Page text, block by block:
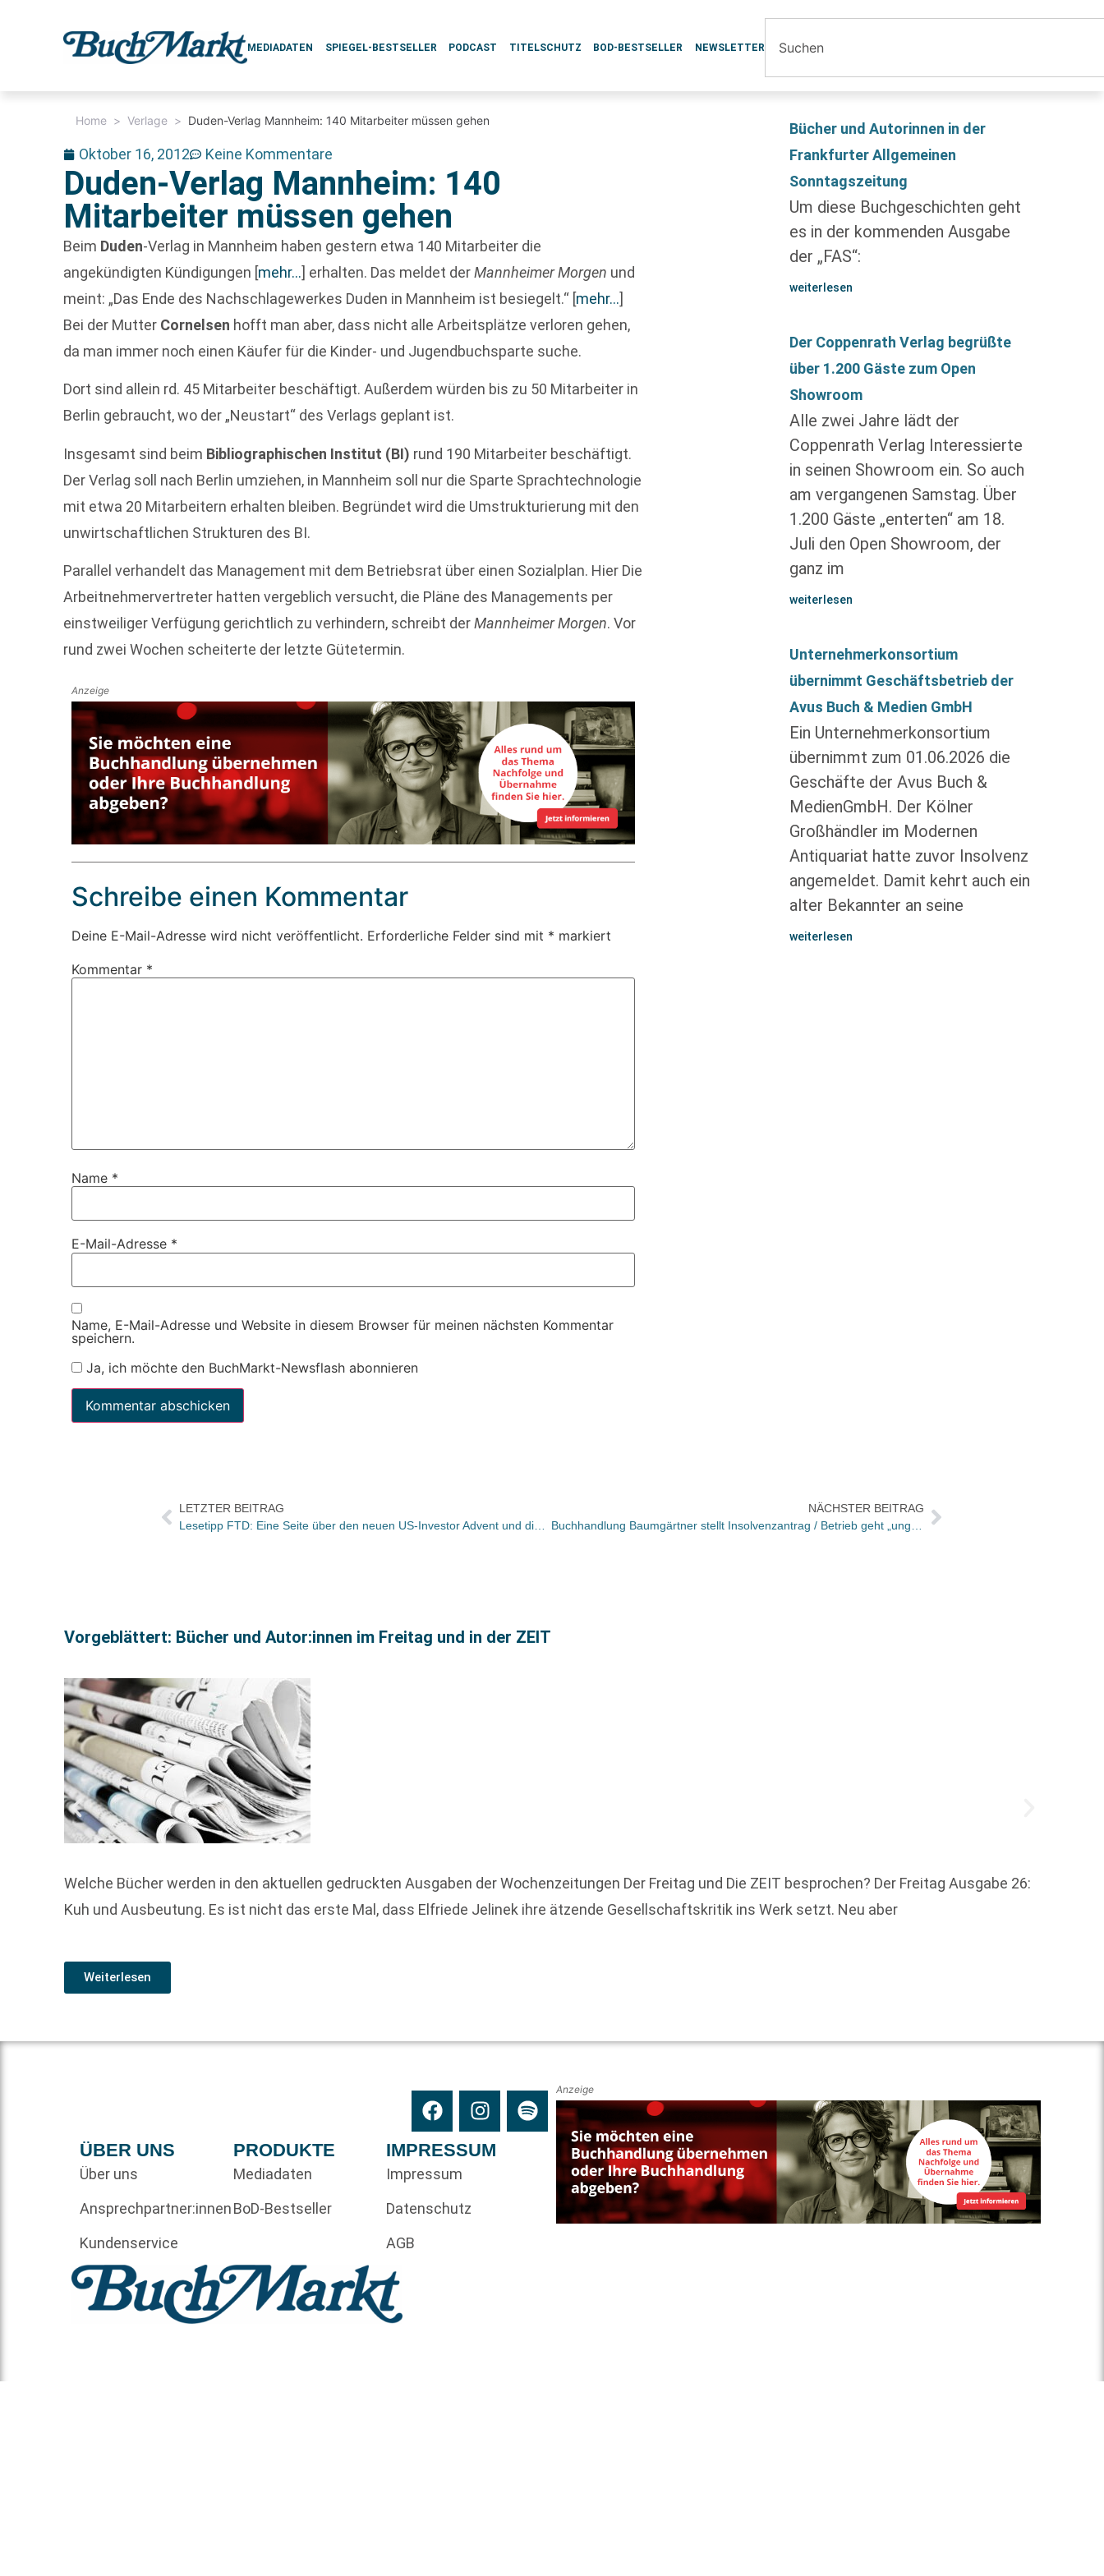
MEDIADATEN SPIEGEL-BESTSELLER PODCAST TITELSCHUTZ BOD-BESTSELLER NEWSLETTER
Home > Verlage > Duden-Verlag Mannheim: 140 Mitarbeiter müssen gehen
Oktober 16, 2012 Keine Kommentare
Duden-Verlag Mannheim: 140
Mitarbeiter müssen gehen
Beim Duden-Verlag in Mannheim haben gestern etwa 140 Mitarbeiter die
angekündigten Kündigungen [mehr…] erhalten. Das meldet derMannheimer Morgen und
meint: „Das Ende des Nachschlagewerkes Duden in Mannheim ist besiegelt.“ [mehr…]
Bei der Mutter Cornelsen hofft man aber, dass nicht alle Arbeitsplätze verloren gehen,
da man immer noch einen Käufer für die Kinder- und Jugendbuchsparte suche.
Dort sind allein rd. 45 Mitarbeiter beschäftigt. Außerdem würden bis zu 50 Mitarbeiter in
Berlin gebraucht, wo der „Neustart“ des Verlags geplant ist.
Insgesamt sind beim Bibliographischen Institut (BI) rund 190 Mitarbeiter beschäftigt.
Der Verlag soll nach Berlin umziehen, in Mannheim soll nur die Sparte Sprachtechnologie
mit etwa 20 Mitarbeitern erhalten bleiben. Begründet wird die Umstrukturierung mit den
unwirtschaftlichen Strukturen des BI.
Parallel verhandelt das Management mit dem Betriebsrat über einen Sozialplan. Hier Die
Arbeitnehmervertreter hatten vergeblich versucht, die Pläne des Managements per
einstweiliger Verfügung gerichtlich zu verhindern, schreibt derMannheimer Morgen. Vor
rund zwei Wochen scheiterte der letzte Gütetermin.
Anzeige
Schreibe einen Kommentar
Deine E-Mail-Adresse wird nicht veröffentlicht. Erforderliche Felder sind mit * markiert
Kommentar *
Name *
E-Mail-Adresse *
Name, E-Mail-Adresse und Website in diesem Browser für meinen nächsten Kommentar
speichern.
Ja, ich möchte den BuchMarkt-Newsflash abonnieren
Bücher und Autorinnen in der
Frankfurter Allgemeinen
Sonntagszeitung
Um diese Buchgeschichten geht
es in der kommenden Ausgabe
der „FAS“:
weiterlesen
Der Coppenrath Verlag begrüßte
über 1.200 Gäste zum Open
Showroom
Alle zwei Jahre lädt der
Coppenrath Verlag Interessierte
in seinen Showroom ein. So auch
am vergangenen Samstag. Über
1.200 Gäste „enterten“ am 18.
Juli den Open Showroom, der
ganz im
weiterlesen
Unternehmerkonsortium
übernimmt Geschäftsbetrieb der
Avus Buch & Medien GmbH
Ein Unternehmerkonsortium
übernimmt zum 01.06.2026 die
Geschäfte der Avus Buch &
MedienGmbH. Der Kölner
Großhändler im Modernen
Antiquariat hatte zuvor Insolvenz
angemeldet. Damit kehrt auch ein
alter Bekannter an seine
weiterlesen
LETZTER BEITRAG
Lesetipp FTD: Eine Seite über den neuen US-Investor Advent und die Ziele von Douglas/Thalia
NÄCHSTER BEITRAG
Buchhandlung Baumgärtner stellt Insolvenzantrag / Betrieb geht „ungeschmälert“ weiter
Vorgeblättert: Bücher und Autor:innen im Freitag und in der ZEIT
Welche Bücher werden in den aktuellen gedruckten Ausgaben der Wochenzeitungen Der Freitag und Die ZEIT besprochen? Der Freitag Ausgabe 26:
Kuh und Ausbeutung. Es ist nicht das erste Mal, dass Elfriede Jelinek ihre ätzende Gesellschaftskritik ins Werk setzt. Neu aber
Weiterlesen
ÜBER UNS
Über uns
Ansprechpartner:innen
Kundenservice
PRODUKTE
Mediadaten
BoD-Bestseller
IMPRESSUM
Impressum
Datenschutz
AGB
Anzeige